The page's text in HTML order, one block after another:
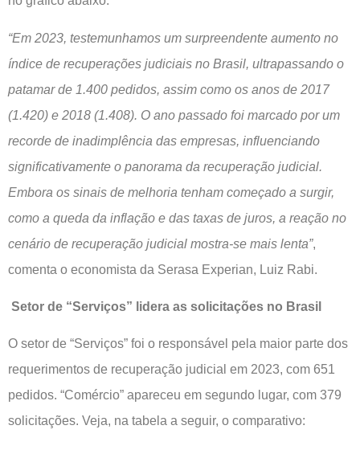
“Em 2023, testemunhamos um surpreendente aumento no
índice de recuperações judiciais no Brasil, ultrapassando o
patamar de 1.400 pedidos, assim como os anos de 2017
(1.420) e 2018 (1.408). O ano passado foi marcado por um
recorde de inadimplência das empresas, influenciando
significativamente o panorama da recuperação judicial.
Embora os sinais de melhoria tenham começado a surgir,
como a queda da inflação e das taxas de juros, a reação no
cenário de recuperação judicial mostra-se mais lenta”,
comenta o economista da Serasa Experian, Luiz Rabi.
Setor de “Serviços” lidera as solicitações no Brasil
O setor de “Serviços” foi o responsável pela maior parte dos
requerimentos de recuperação judicial em 2023, com 651
pedidos. “Comércio” apareceu em segundo lugar, com 379
solicitações. Veja, na tabela a seguir, o comparativo: